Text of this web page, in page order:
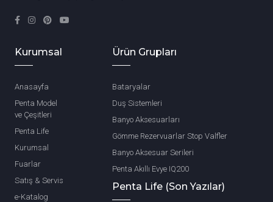
Kurumsal
Anasayfa
Penta Model
ve Çeşitleri
Penta Life
Kurumsal
Fuarlar
Satış & Servis
e-Katalog
Ürün Grupları
Bataryalar
Duş Sistemleri
Banyo Aksesuarları
Gömme Rezervuarlar Stop Valfler
Banyo Aksesuar Serileri
Penta Akıllı Evye IQ200
Penta Life (Son Yazılar)